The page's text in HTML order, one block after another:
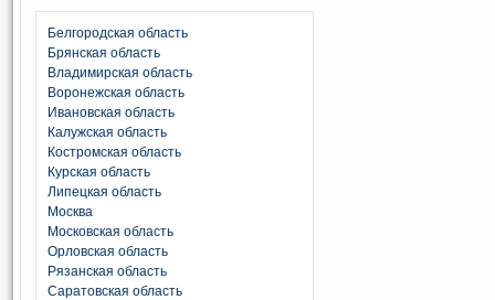
Белгородская область
Брянская область
Владимирская область
Воронежская область
Ивановская область
Калужская область
Костромская область
Курская область
Липецкая область
Москва
Московская область
Орловская область
Рязанская область
Саратовская область